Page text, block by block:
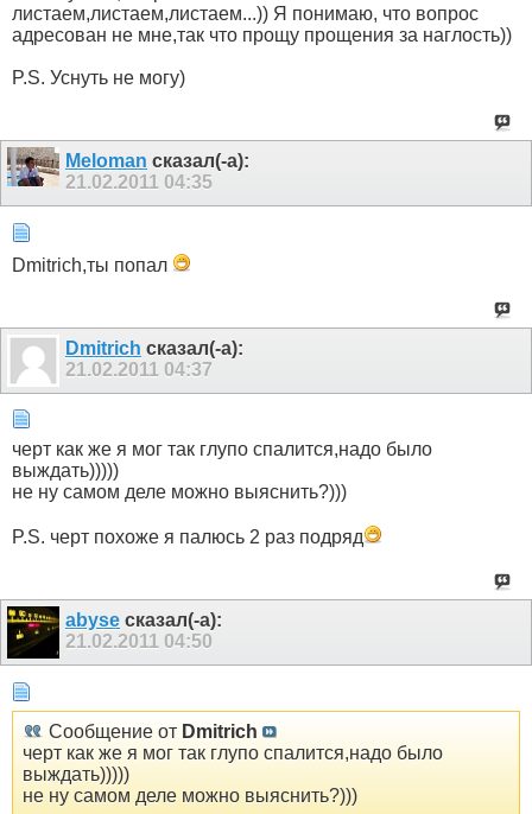
листаем,листаем,листаем...)) Я понимаю, что вопрос
адресован не мне,так что прощу прощения за наглость))
P.S. Уснуть не могу)
Meloman сказал(-а):
21.02.2011 04:35
Dmitrich,ты попал
Dmitrich сказал(-а):
21.02.2011 04:37
черт как же я мог так глупо спалится,надо было
выждать)))))
не ну самом деле можно выяснить?)))
P.S. черт похоже я палюсь 2 раз подряд
abyse сказал(-а):
21.02.2011 04:50
Сообщение от Dmitrich
черт как же я мог так глупо спалится,надо было
выждать)))))
не ну самом деле можно выяснить?)))